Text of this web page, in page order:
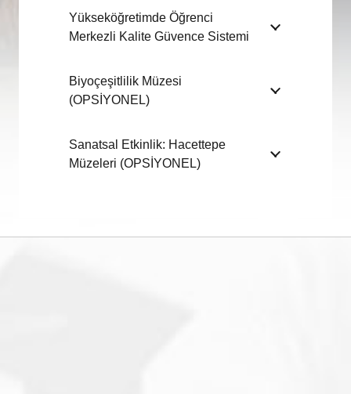
Yükseköğretimde Öğrenci
Merkezli Kalite Güvence Sistemi
Biyoçeşitlilik Müzesi
(OPSİYONEL)
Sanatsal Etkinlik: Hacettepe
Müzeleri (OPSİYONEL)